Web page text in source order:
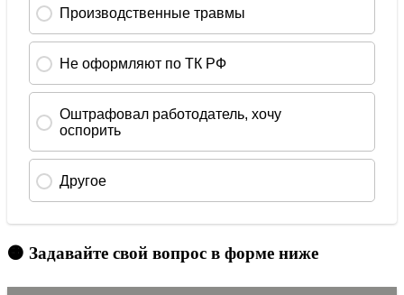
🟠 Задавайте свой вопрос в форме ниже